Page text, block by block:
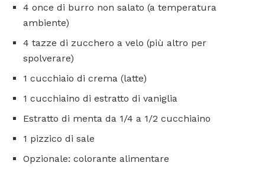
4 once di burro non salato (a temperatura
ambiente)
4 tazze di zucchero a velo (più altro per
spolverare)
1 cucchiaio di crema (latte)
1 cucchiaino di estratto di vaniglia
Estratto di menta da 1/4 a 1/2 cucchiaino
1 pizzico di sale
Opzionale: colorante alimentare